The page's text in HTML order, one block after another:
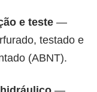
e teste —
testado e
(ABNT).